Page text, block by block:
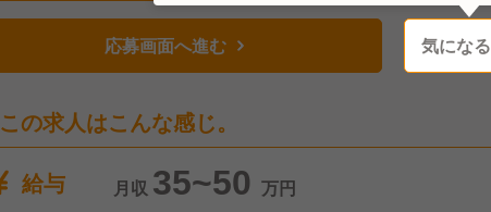
応募画面へ進む 気になる
この求人はこんな感じ。
給与
月収 35~50 万円
気になる